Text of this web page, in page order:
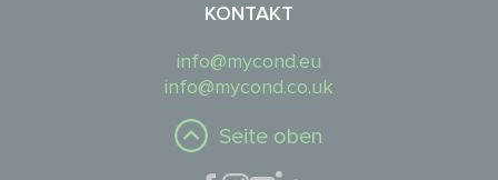
KONTAKT
info@mycond.eu
info@mycond.co.uk
Seite oben